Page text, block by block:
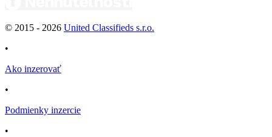
© 2015 - 2026 United Classifieds s.r.o.
•
Ako inzerovať
•
Podmienky inzercie
•